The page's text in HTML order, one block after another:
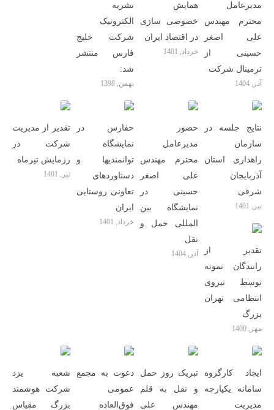
نشریه
الکترونیک
شرکت خلیج
فارس منتشر
شد:
بهمن, 1398
همایش
خصوصی سازی
در اقتصاد ایران
خرداد, 1401
مدیرعامل
محترم مهندس
علی اصغر
حسینی از
ترمینال شرکت
آذر, 1404
تقدیر از مدیریت
شرکت در
رزمایش تیرماه
تیر, 1401
حفارس در
نمایشگاه
توانمندیها و
دستاوردهای
تعاونی روستایی
ایران
خرداد, 1401
حضور
مدیرعامل
محترم مهندس
علی اصغر
حسینی در
نمایشگاه بین
المللی حمل و
نقل
آذر, 1404
نتایج جلسه در
سازمان
راهداری استان
آذربایجان
شرقی
تیر, 1401
تقدیر از
رانندگان نمونه
توسط نیروی
انتظامی تهران
بزرگ
مهر, 1400
شعبه یزد
شرکت هوشمند
بزرگ مقیاس
دعوت به مجمع
عمومی
فوق‌العاده
تبریک روز حمل
و نقل به قلم
مهندس علی
ایجاد کارگروه
سامانه یکپارچه
مدیریت